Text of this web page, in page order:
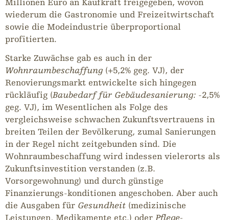
Millionen Euro an Kaufkraft freigegeben, wovon
wiederum die Gastronomie und Freizeitwirtschaft
sowie die Modeindustrie überproportional
profitierten.
Starke Zuwächse gab es auch in der
Wohnraumbeschaffung (+5,2% geg. VJ), der
Renovierungsmarkt entwickelte sich hingegen
rückläufig (Baubedarf für Gebäudesanierung: -2,5%
geg. VJ), im Wesentlichen als Folge des
vergleichsweise schwachen Zukunftsvertrauens in
breiten Teilen der Bevölkerung, zumal Sanierungen
in der Regel nicht zeitgebunden sind. Die
Wohnraumbeschaffung wird indessen vielerorts als
Zukunftsinvestition verstanden (z.B.
Vorsorgewohnung) und durch günstige
Finanzierungs-konditionen angeschoben. Aber auch
die Ausgaben für Gesundheit (medizinische
Leistungen, Medikamente etc.) oder Pflege-